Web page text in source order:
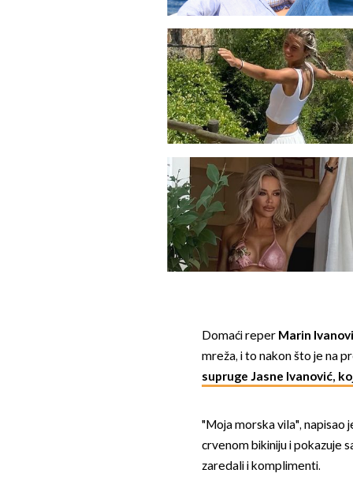
Domaći reper Marin
mreža, i to nakon što je na
supruge Jasne Ivanović,
"Moja morska vila", napisao
crvenom bikiniju i pokazuje
zaredali i komplimenti.